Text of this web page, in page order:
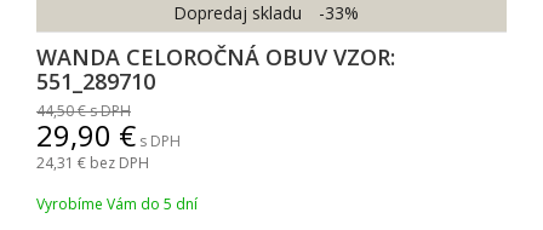
WANDA CELOROČNÁ OBUV VZOR:
551_289710
Dopredaj skladu -33%
44,50s DPH
29,90
s DPH
24,31 bez DPH
Vyrobíme Vám do 5 dní